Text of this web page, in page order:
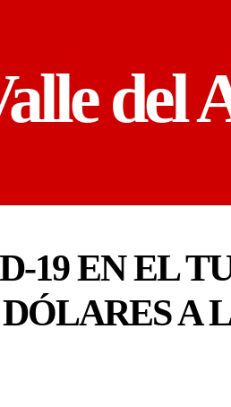
del
19 EN EL
A